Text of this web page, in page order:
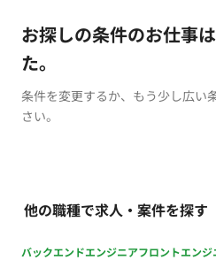
お探しの条件のお仕事
た。
条件を変更するか、もう少し広い
さい。
他の職種で求人・案件を探す
バックエンドエンジニアフロントエンジ